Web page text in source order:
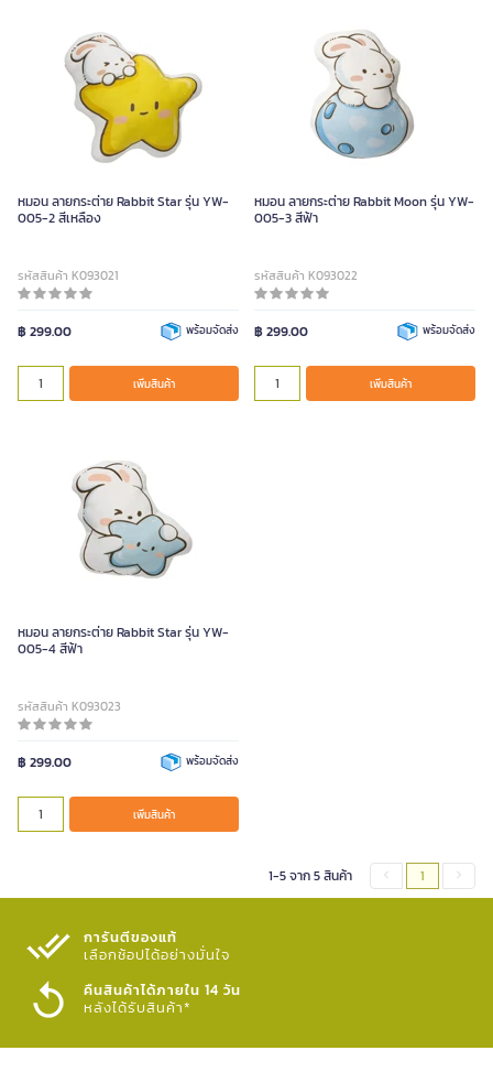
หมอน ลายกระต่าย Rabbit Star รุ่น YW-
005-2 สีเหลือง
รหัสสินค้า K093021
฿ 299.00 พร้อมจัดส่ง
เพิ่มสินค้า
หมอน ลายกระต่าย Rabbit Moon รุ่น YW-
005-3 สีฟ้า
รหัสสินค้า K093022
฿ 299.00 พร้อมจัดส่ง
เพิ่มสินค้า
หมอน ลายกระต่าย Rabbit Star รุ่น YW-
005-4 สีฟ้า
รหัสสินค้า K093023
฿ 299.00 พร้อมจัดส่ง
เพิ่มสินค้า
1-5 จาก 5 สินค้า 1
การันตีของแท้
เลือกช้อปได้อย่างมั่นใจ​
คืนสินค้าได้ภายใน 14 วัน
หลังได้รับสินค้า*